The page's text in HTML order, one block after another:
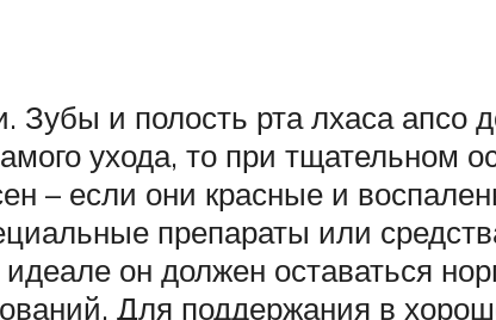
Зубы и полость рта лхаса апсо
ухода, то при тщательном
– если они красные и
препараты или
он должен оставаться
Для поддержания в